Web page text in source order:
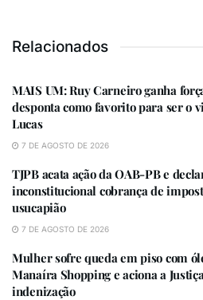
TJPB acata ação da OAB-PB e
“Recebemos uma gestão
prefeito Manoel Júnior,
Previdência enfrentando
Relacionados
MAIS UM: Ruy Carneiro ganha
desponta como favorito para ser o
Lucas
7 DE AGOSTO DE 2026
TJPB acata ação da OAB-PB e
inconstitucional cobrança de
usucapião
7 DE AGOSTO DE 2026
Mulher sofre queda em piso com
Manaíra Shopping e aciona a
indenização